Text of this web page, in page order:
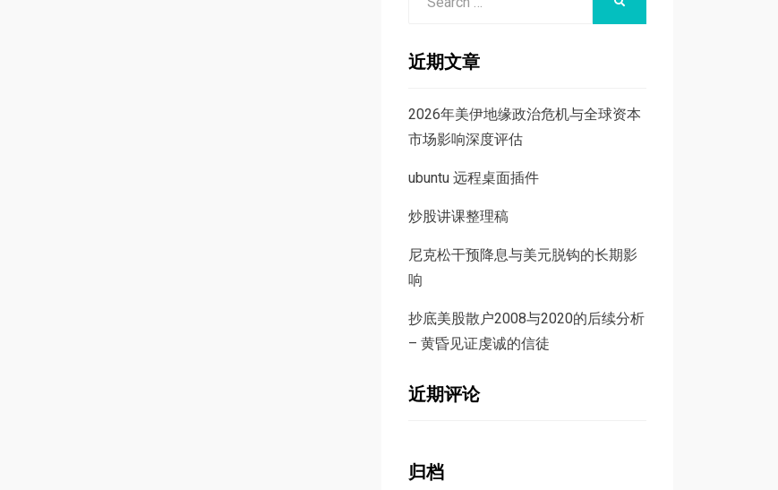
近期文章
2026年美伊地缘政治危机与全球资本
市场影响深度评估
ubuntu 远程桌面插件
炒股讲课整理稿
尼克松干预降息与美元脱钩的长期影
响
抄底美股散户2008与2020的后续分析
– 黄昏见证虔诚的信徒
近期评论
归档